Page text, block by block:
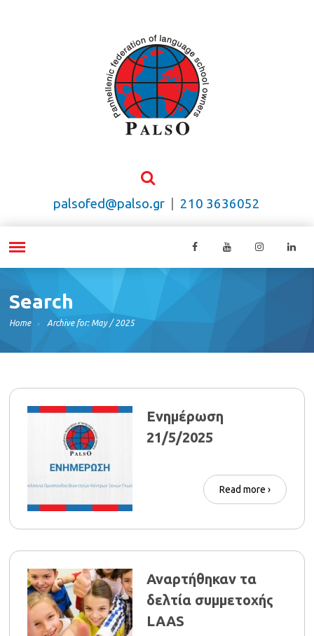
palsofed@palso.gr 210 3636052
Search
Home Archive for: May / 2025
Ενημέρωση
21/5/2025
Read more ›
Αναρτήθηκαν τα
δελτία συμμετοχής
LAAS